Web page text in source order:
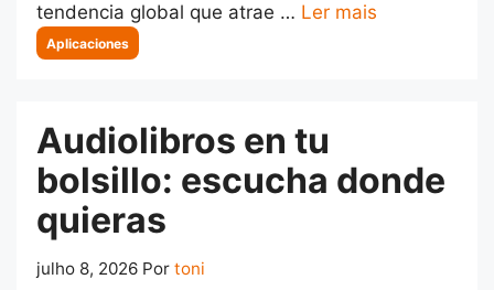
tendencia global que atrae … Ler mais
Categorias
Aplicaciones
Audiolibros en tu
bolsillo: escucha donde
quieras
julho 8, 2026 Por toni